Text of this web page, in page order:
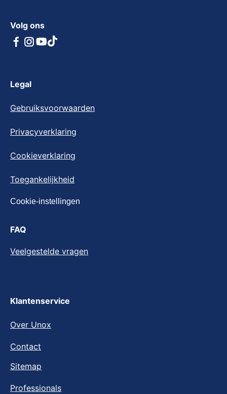
Volg ons
Legal
Gebruiksvoorwaarden
Privacyverklaring
Cookieverklaring
Cookie-instellingen
Toegankelijkheid
FAQ
Klantenservice
Over Unox
Contact
Sitemap